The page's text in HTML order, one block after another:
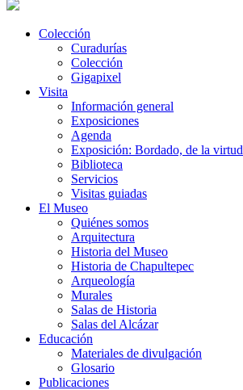
Colección
Curadurías
Colección
Gigapixel
Visita
Información general
Exposiciones
Agenda
Exposición: Bordado, de la virtud
Biblioteca
Servicios
Visitas guiadas
El Museo
Quiénes somos
Arquitectura
Historia del Museo
Historia de Chapultepec
Arqueología
Murales
Salas de Historia
Salas del Alcázar
Educación
Materiales de divulgación
Glosario
Publicaciones